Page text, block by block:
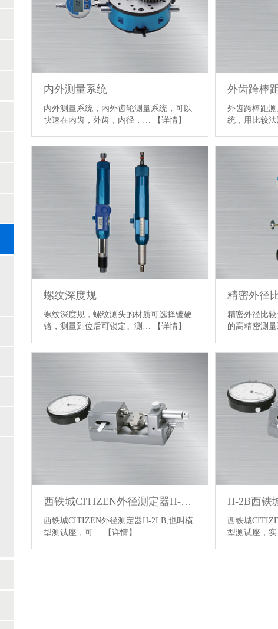
内外测量系统
内外测量系统，内外齿轮测量系统，可以
快速在内齿，外齿，内径，…
【详情】
外齿跨棒
外齿跨棒距
统，用比较
螺纹深度规
螺纹深度规，螺纹测头的材质可选择镀硬
铬，测量到位后可锁定。测…
【详情】
精密外径
精密外径比
的高精密测
西铁城CITIZEN外径测定器H-2LB
西铁城CITIZEN外径测定器H-2LB,也叫横
型测试座，可…
【详情】
H-2B西铁
西铁城
型测试座，